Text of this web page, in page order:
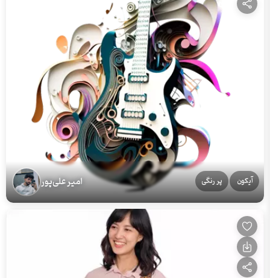
آیکون پر رنگی امیر علی‌پور